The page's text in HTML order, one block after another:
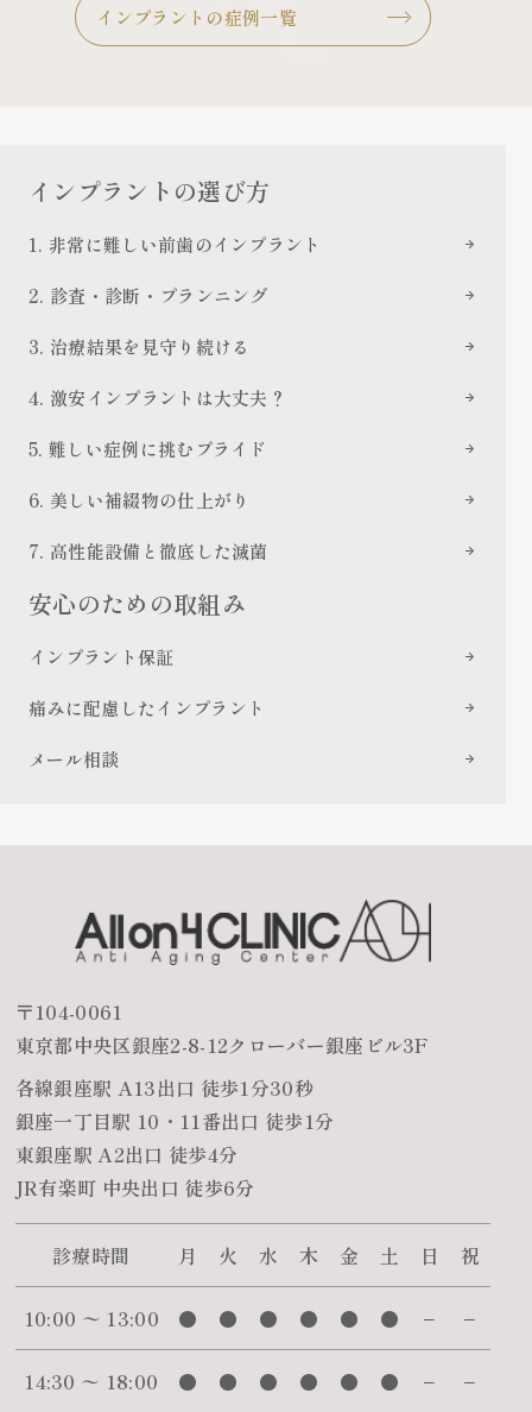
インプラントの症例一覧
インプラントの選び方
1. 非常に難しい前歯のインプラント
2. 診査・診断・プランニング
3. 治療結果を見守り続ける
4. 激安インプラントは大丈夫？
5. 難しい症例に挑むプライド
6. 美しい補綴物の仕上がり
7. 高性能設備と徹底した滅菌
安心のための取組み
インプラント保証
痛みに配慮したインプラント
メール相談
〒104-0061
東京都中央区銀座2-8-12クローバー銀座ビル3F
各線銀座駅 A13出口 徒歩1分30秒
銀座一丁目駅 10・11番出口 徒歩1分
東銀座駅 A2出口 徒歩4分
JR有楽町 中央出口 徒歩6分
診療時間 月 火 水 木 金 土 日 祝
10:00 〜 13:00 ● ● ● ● ● ● − −
14:30 〜 18:00 ● ● ● ● ● ● − −